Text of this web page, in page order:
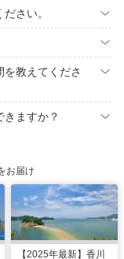
さい。
教えてくださ
ますか？
お届け
【2025年最新】香川